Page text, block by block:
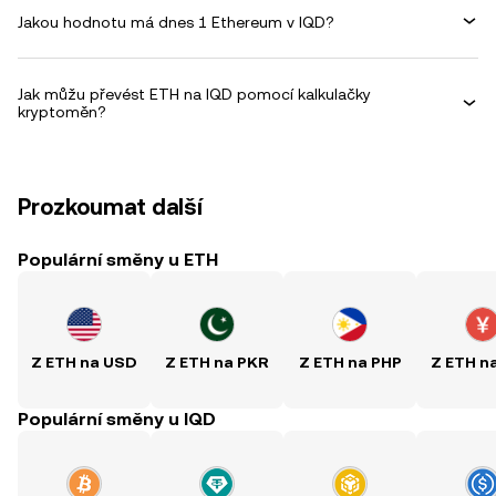
Jakou hodnotu má dnes 1 Ethereum v IQD?
Jak můžu převést ETH na IQD pomocí kalkulačky
kryptoměn?
Prozkoumat další
Populární směny u ETH
Z ETH na USD Z ETH na PKR Z ETH na PHP Z ETH
Populární směny u IQD